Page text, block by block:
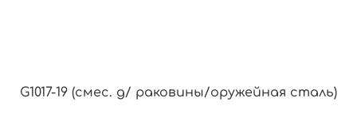
G1017-19 (смес. д/ раковины/оружейная сталь)